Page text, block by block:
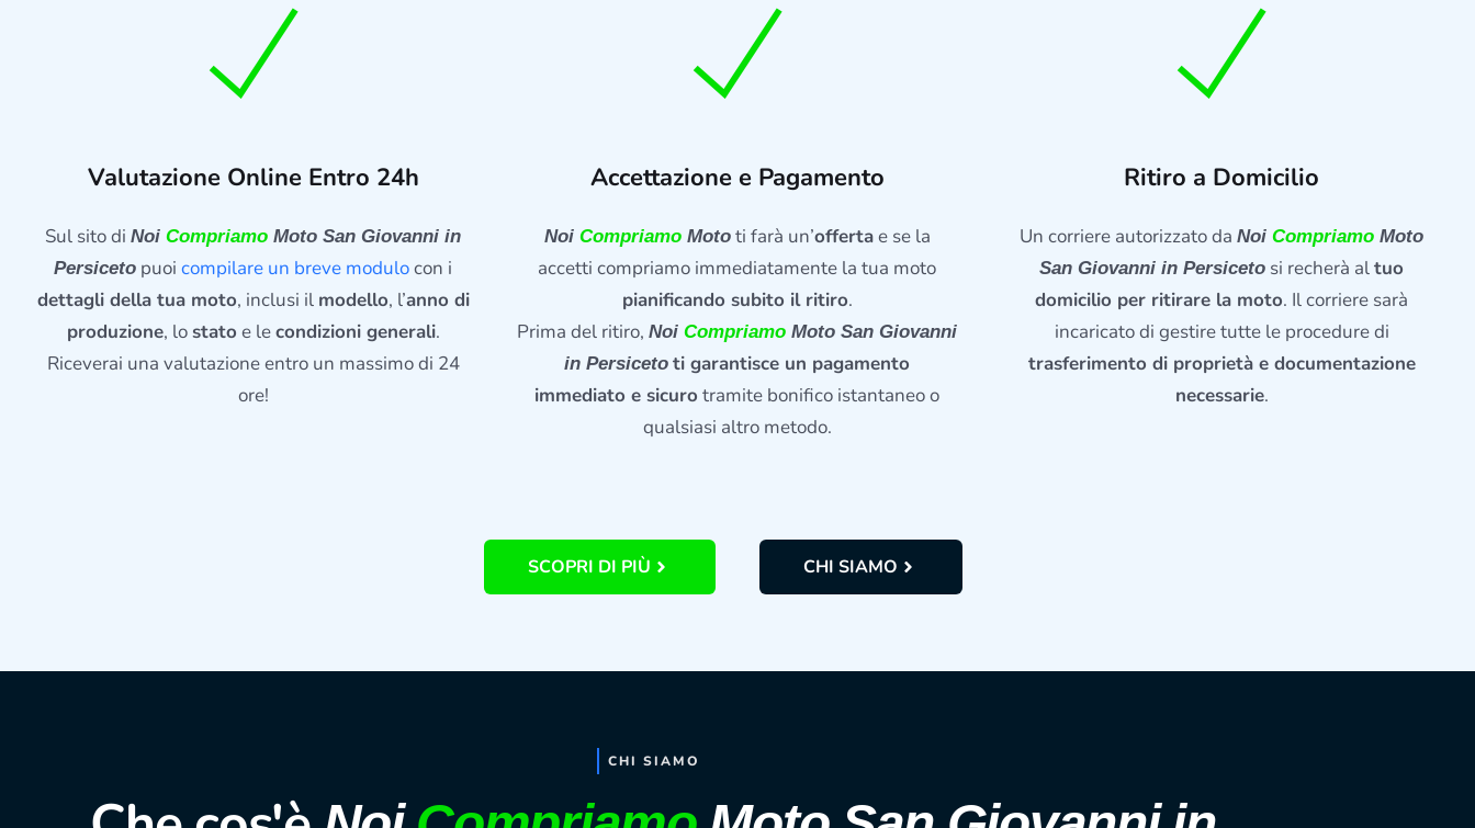
Valutazione Online Entro 24h
Sul sito diNoiCompriamo Moto San Giovanni in
Persiceto puoicompilare un breve modulocon i
dettagli della tua moto, inclusi il modello, l’anno di
produzione, lostato e lecondizioni generali.
Riceverai una valutazione entro un massimo di 24
ore!
Accettazione e Pagamento
Noi CompriamoMototi farà un’offertae se la
accetti compriamo immediatamente la tua moto
pianificando subito il ritiro.
Prima del ritiro,NoiCompriamo Moto San Giovanni
in Persiceto ti garantisce un pagamento
immediato e sicuro tramite bonifico istantaneo o
qualsiasi altro metodo.
Ritiro a Domicilio
Un corriere autorizzato daNoiCompriamo Moto
San Giovanni in Persiceto si recherà altuo
domicilio per ritirare la moto. Il corriere sarà
incaricato di gestire tutte le procedure di
trasferimento di proprietà e documentazione
necessarie.
SCOPRI DI PIÙ CHI SIAMO
CHI SIAMO